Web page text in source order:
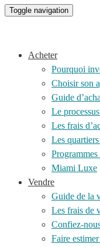
Toggle navigation
Acheter
Pourquoi
Choisir son
Guide
Le
Les frais
Les
Programmes
Miami Luxe
Vendre
Guide de la
Les frais de
Confiez-
Faire